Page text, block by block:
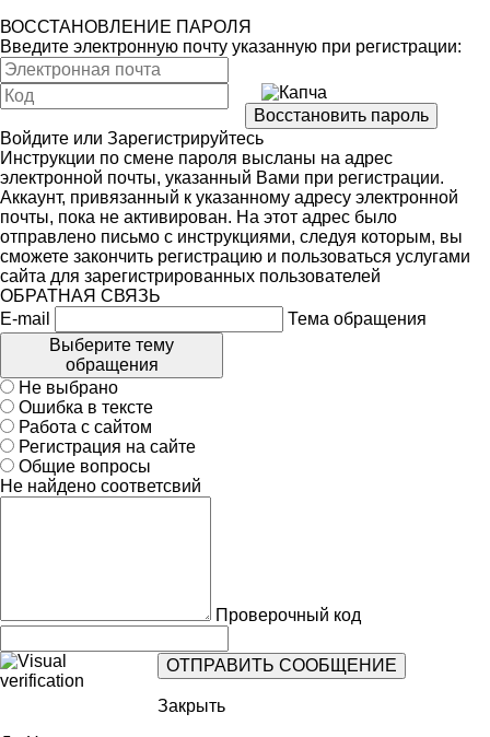
ВОССТАНОВЛЕНИЕ ПАРОЛЯ
Введите электронную почту указанную при регистрации:
Войдите или Зарегистрируйтесь
Инструкции по смене пароля высланы на адрес
электронной почты, указанный Вами при регистрации.
Аккаунт, привязанный к указанному адресу электронной
почты, пока не активирован. На этот адрес было
отправлено письмо с инструкциями, следуя которым, вы
сможете закончить регистрацию и пользоваться услугами
сайта для зарегистрированных пользователей
ОБРАТНАЯ СВЯЗЬ
E-mail
Тема обращения
Выберите тему
обращения
Не выбрано
Ошибка в тексте
Работа с сайтом
Регистрация на сайте
Общие вопросы
Не найдено соответсвий
Проверочный код
Закрыть